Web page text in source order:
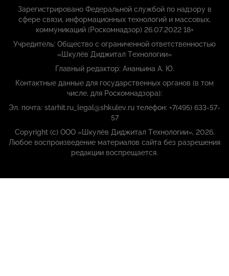
Зарегистрировано Федеральной службой по надзору в
сфере связи, информационных технологий и массовых,
коммуникаций (Роскомнадзор) 26.07.2022 18+
Учредитель: Общество с ограниченной ответственностью
«Шкулёв Диджитал Технологии»
Главный редактор: Ананьина А. Ю.
Контактные данные для государственных органов (в том
числе, для Роскомнадзора):
Эл. почта: starhit.ru_legal@shkulev.ru телефон: +7(495) 633-57-
57
Copyright (с) ООО «Шкулёв Диджитал Технологии», 2026.
Любое воспроизведение материалов сайта без разрешения
редакции воспрещается.